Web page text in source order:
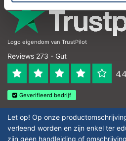
Logo eigendom van TrustPilot
Reviews 273 - Gut
4.4
Geverifieerd bedrijf
Let op! Op onze
verleend worden en zijn enkel ter
zijn geen handleiding of